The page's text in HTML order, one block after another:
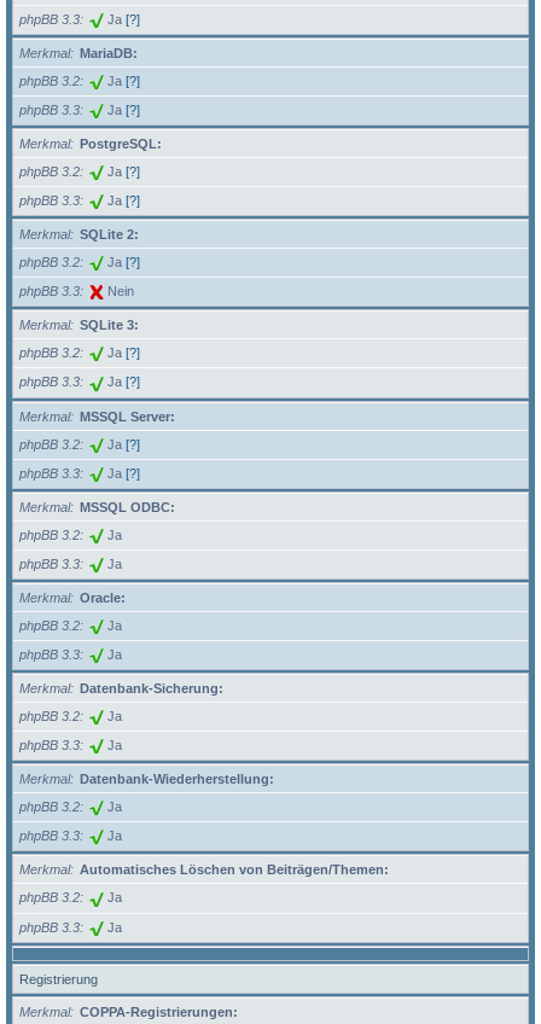
phpBB 3.3 Ja [?]
Merkmal
MariaDB:
phpBB 3.2
Ja [?]
phpBB 3.3 Ja [?]
Merkmal
PostgreSQL:
phpBB 3.2
Ja [?]
phpBB 3.3 Ja [?]
Merkmal
SQLite 2:
phpBB 3.2
Ja [?]
phpBB 3.3 Nein
Merkmal
SQLite 3:
phpBB 3.2
Ja [?]
phpBB 3.3 Ja [?]
Merkmal
MSSQL Server:
phpBB 3.2
Ja [?]
phpBB 3.3 Ja [?]
Merkmal
MSSQL ODBC:
phpBB 3.2
Ja
phpBB 3.3 Ja
Merkmal
Oracle:
phpBB 3.2
Ja
phpBB 3.3 Ja
Merkmal
Datenbank-Sicherung:
phpBB 3.2
Ja
phpBB 3.3 Ja
Merkmal
Datenbank-Wiederherstellung:
phpBB 3.2
Ja
phpBB 3.3 Ja
Merkmal
Automatisches Löschen von Beiträgen/Themen:
phpBB 3.2
Ja
phpBB 3.3 Ja
Registrierung
Merkmal
COPPA-Registrierungen: